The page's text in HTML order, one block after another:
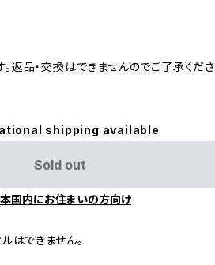
返品・交換はできませんのでご了承くださ
shipping available
Sold out
国内にお住まいの方向け
はできません。